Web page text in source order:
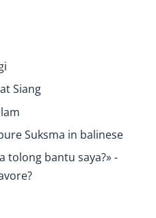
Siang
Suksma in balinese
tolong bantu saya?» -